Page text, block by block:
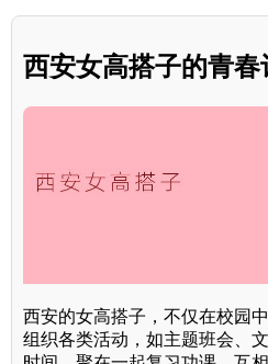
西安女高搭子的青
西安的女高搭子，不仅在校园
组织各类活动，如主题班会、